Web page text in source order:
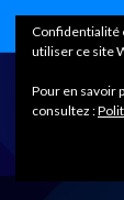
Confidentialité
utiliser ce site
Pour en savoir
consultez :